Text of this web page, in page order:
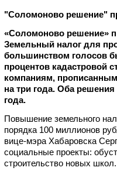
"Соломоново решение"
«Соломоново решение»
Земельный налог для
большинством голосов
процентов кадастровой
компаниям,
на три года. Оба решения
года.
Повышение земельного
порядка 100 миллионов
вице-мэра Хабаровска
социальные проекты:
строительство новых школ.